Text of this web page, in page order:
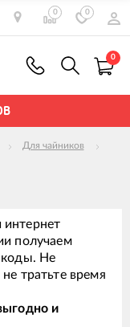
0 0
0
Для чайников
получаем
коды. Не
тратьте время
и